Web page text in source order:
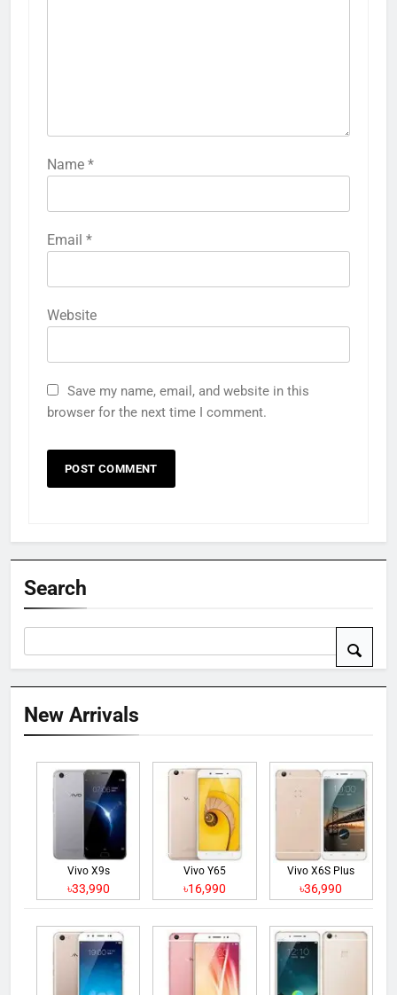
Name *
Email *
Website
Save my name, email, and website in this
browser for the next time I comment.
Search
New Arrivals
Vivo X9s
৳33,990
Vivo Y65
৳16,990
Vivo X6S Plus
৳36,990